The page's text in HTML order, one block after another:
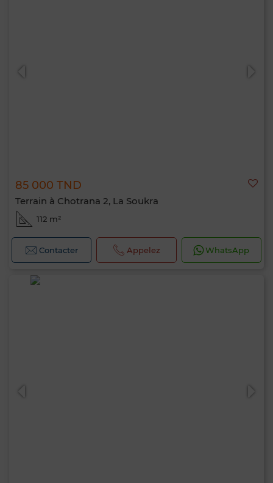
85 000 TND
Terrain à Chotrana 2, La Soukra
112 m²
Contacter Appelez WhatsApp